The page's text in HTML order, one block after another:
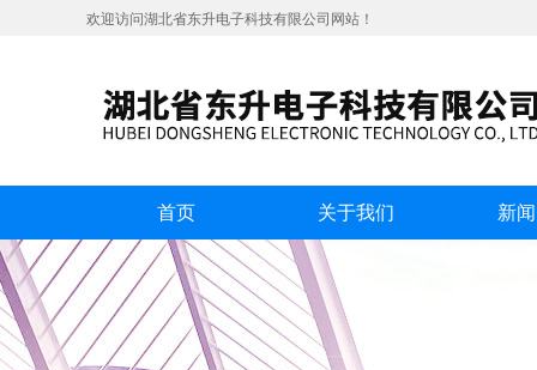
欢迎访问湖北省东升电子科技有限公司网站！
首页 关于我们 新